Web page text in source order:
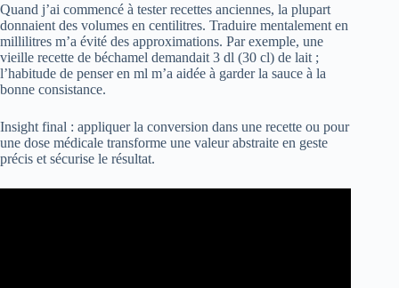
Quand j’ai commencé à tester recettes anciennes, la plupart
donnaient des volumes en centilitres. Traduire mentalement en
millilitres m’a évité des approximations. Par exemple, une
vieille recette de béchamel demandait 3 dl (30 cl) de lait ;
l’habitude de penser en ml m’a aidée à garder la sauce à la
bonne consistance.
Insight final : appliquer la conversion dans une recette ou pour
une dose médicale transforme une valeur abstraite en geste
précis et sécurise le résultat.